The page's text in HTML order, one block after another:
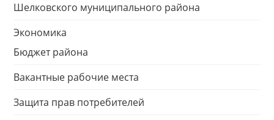
Шелковского муниципального района
Экономика
Бюджет района
Вакантные рабочие места
Защита прав потребителей